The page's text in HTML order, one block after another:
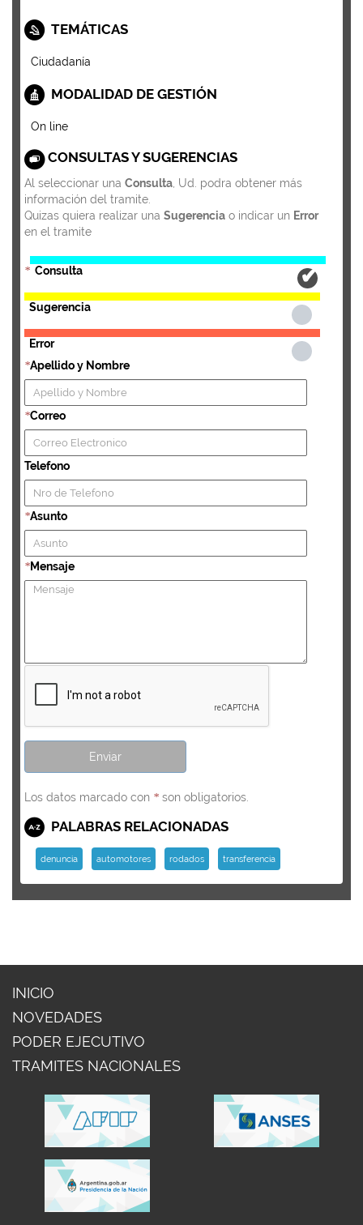
TEMÁTICAS
Ciudadanía
MODALIDAD DE GESTIÓN
On line
CONSULTAS Y SUGERENCIAS
Al seleccionar una Consulta , Ud. podra obtener más
información del tramite.
Quizas quiera realizar una Sugerencia o indicar un Error
en el tramite
* Consulta
Sugerencia
Error
*Apellido y Nombre
*Correo
Telefono
*Asunto
*Mensaje
Los datos marcado con * son obligatorios.
PALABRAS RELACIONADAS
denuncia automotores rodados transferencia
INICIO
NOVEDADES
PODER EJECUTIVO
TRAMITES NACIONALES